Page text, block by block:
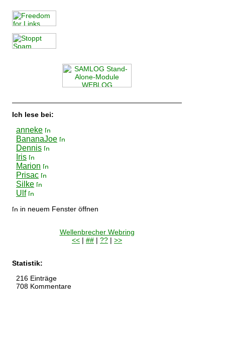
Ich lese bei:
anneke
BananaJoe
Dennis
Iris
Marion
Prisac
Silke
Ulf
in neuem Fenster öffnen
Wellenbrecher Webring
<< | ## | ?? | >>
Statistik:
216 Einträge
708 Kommentare